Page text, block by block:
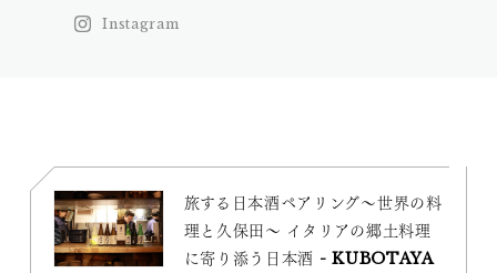
Instagram
旅する日本酒ペアリング〜世界の料
理と久保田〜 イタリアの郷土料理
に寄り添う日本酒 - KUBOTAYA